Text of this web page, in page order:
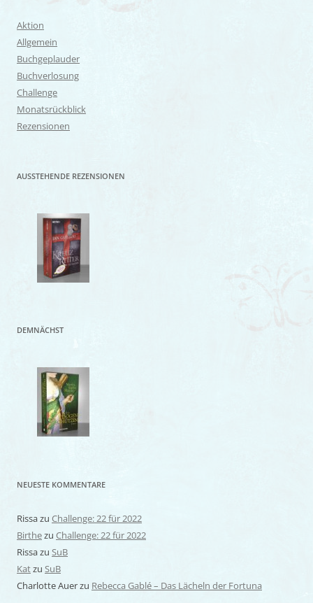
Aktion
Allgemein
Buchgeplauder
Buchverlosung
Challenge
Monatsrückblick
Rezensionen
AUSSTEHENDE REZENSIONEN
DEMNÄCHST
NEUESTE KOMMENTARE
Rissazu Challenge: 22 für 2022
Birthezu Challenge: 22 für 2022
Rissazu SuB
Katzu SuB
Charlotte Auerzu Rebecca Gablé – Das Lächeln der Fortuna